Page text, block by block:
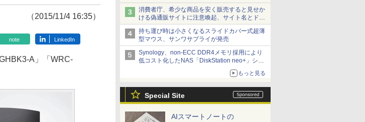
【やじうまWatch】
消費者庁、希少な商品を安く販売すると見せか
ける偽通販サイトに注意喚起、サイト名とドメ
イン名を公表
持ち運び時は小さくなるスライドカバー式超薄
型マウス、サンワサプライが発売
Synology、non-ECC DDR4メモリ採用により
低コスト化したNAS「DiskStation neo+」シリ
ーズ 予算を抑えて導入でき、ECCメモリへの
もっと見る
Special Site
AIスマートノートの
（2015/11/4 16:35）
note LinkedIn
A」「WRC-